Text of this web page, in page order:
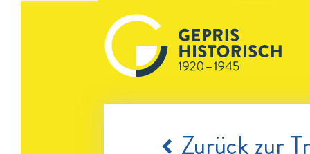
Zurück zur